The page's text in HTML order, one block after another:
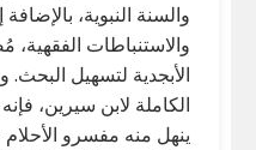
والسنة النبوية، بالإضافة
والاستنباطات
الأبجدية لتسهيل
الكاملة لابن سيرين،
ينهل منه مفسرو